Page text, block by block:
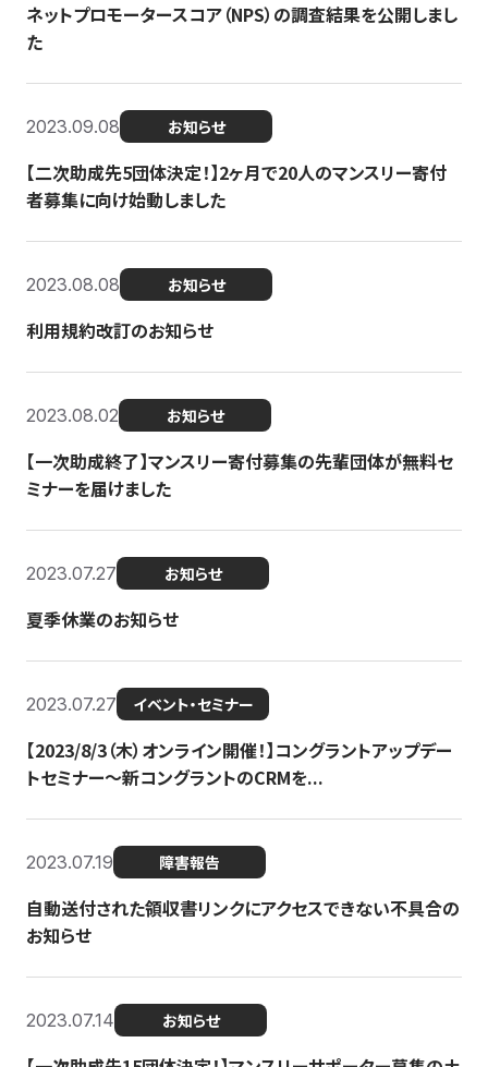
ネットプロモータースコア（NPS）の調査結果を公開しまし
た
2023.09.08 お知らせ
【二次助成先5団体決定！】2ヶ月で20人のマンスリー寄付
者募集に向け始動しました
2023.08.08 お知らせ
利用規約改訂のお知らせ
2023.08.02 お知らせ
【一次助成終了】マンスリー寄付募集の先輩団体が無料セ
ミナーを届けました
2023.07.27 お知らせ
夏季休業のお知らせ
2023.07.27 イベント・セミナー
【2023/8/3（木）オンライン開催！】コングラントアップデー
トセミナー〜新コングラントのCRMを...
2023.07.19 障害報告
自動送付された領収書リンクにアクセスできない不具合の
お知らせ
2023.07.14 お知らせ